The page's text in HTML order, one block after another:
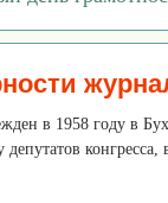
в 1958 году в
конгресса,